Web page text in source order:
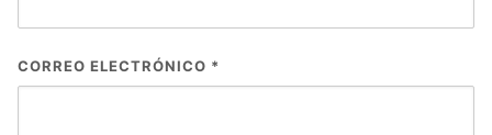
CORREO ELECTRÓNICO *